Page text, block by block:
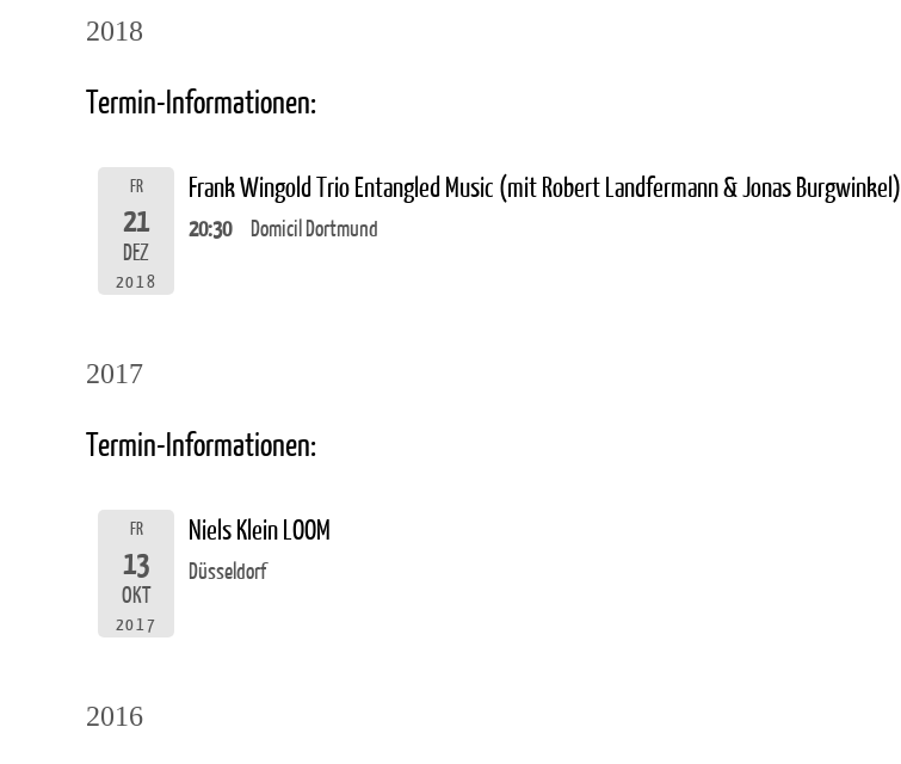
2018
Termin-Informationen:
FR
21
DEZ
2018
Frank Wingold Trio Entangled Music (mit Robert Landfermann & Jonas Burgwinkel)
20:30 Domicil Dortmund
2017
Termin-Informationen:
FR
13
OKT
2017
Niels Klein LOOM
Düsseldorf
2016